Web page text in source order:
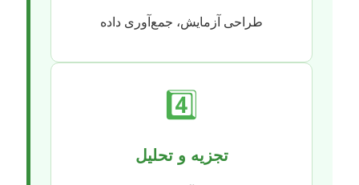
طراحی آزمایش، جمع‌آوری داده
4️⃣
تجزیه و تحلیل